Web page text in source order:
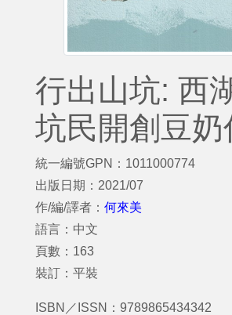
行出山坑: 西
坑民開創豆奶
統一編號GPN：1011000774
出版日期：2021/07
作/編/譯者： 何來美
語言：中文
頁數：163
裝訂：平裝
ISBN／ISSN：9789865434342